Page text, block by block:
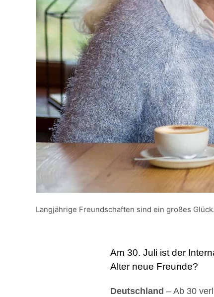
Langjährige Freundschaften sind ein großes
Am 30. Juli ist der
Alter neue Freunde?
Deutschland – Ab 30